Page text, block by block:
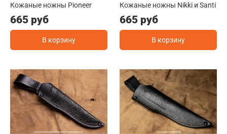
Кожаные ножны Pioneer
665 руб
В корзину
Кожаные ножны Nikki и Santi
665 руб
В корзину